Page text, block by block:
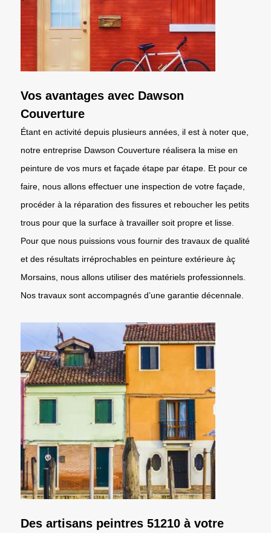
Vos avantages avec Dawson
Couverture
Étant en activité depuis plusieurs années, il est à noter que,
notre entreprise Dawson Couverture réalisera la mise en
peinture de vos murs et façade étape par étape. Et pour ce
faire, nous allons effectuer une inspection de votre façade,
procéder à la réparation des fissures et reboucher les petits
trous pour que la surface à travailler soit propre et lisse.
Pour que nous puissions vous fournir des travaux de qualité
et des résultats irréprochables en peinture extérieure àç
Morsains, nous allons utiliser des matériels professionnels.
Nos travaux sont accompagnés d’une garantie décennale.
Des artisans peintres 51210 à votre